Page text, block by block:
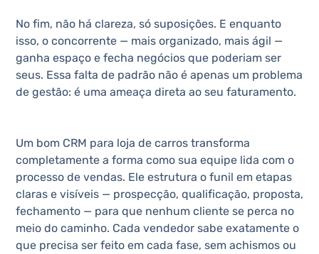
No fim, não há clareza, só suposições. E enquanto
isso, o concorrente — mais organizado, mais ágil —
ganha espaço e fecha negócios que poderiam ser
seus. Essa falta de padrão não é apenas um problema
de gestão: é uma ameaça direta ao seu faturamento.
Um bom CRM para loja de carros transforma
completamente a forma como sua equipe lida com o
processo de vendas. Ele estrutura o funil em etapas
claras e visíveis — prospecção, qualificação, proposta,
fechamento — para que nenhum cliente se perca no
meio do caminho. Cada vendedor sabe exatamente o
que precisa ser feito em cada fase, sem achismos ou